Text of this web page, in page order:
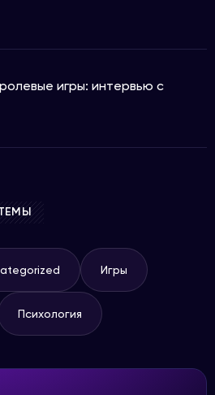
игры: интервью с
Игры
Психология